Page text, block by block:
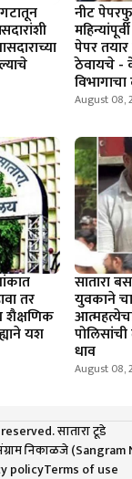
नीट
पेपर तयार
ठेवायचे -
विभागाचा
August 08,
तर
शैक्षणिक
यश
सातारा
युवकाने
धाव
August 08,
सातारा टूडे
निकाळजे (Sangram
policyTerms of use